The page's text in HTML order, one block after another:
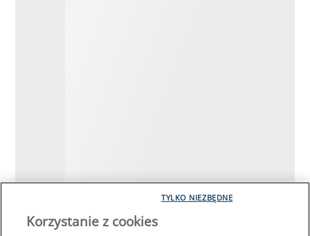
Korzystanie z cookies
TYLKO NIEZBĘDNE